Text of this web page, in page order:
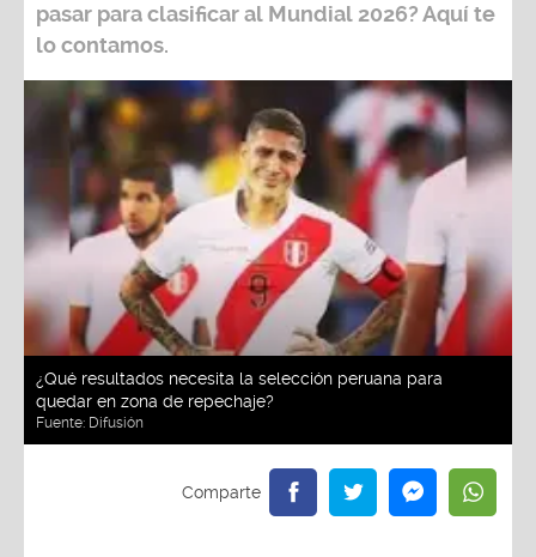
pasar para clasificar al Mundial 2026?Aquí te
lo contamos.
¿Qué resultados necesita la selección peruana para
quedar en zona de repechaje?
Fuente: Difusión